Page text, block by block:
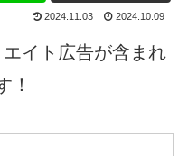
2024.11.03 2024.10.09
イト広告が含まれ
！